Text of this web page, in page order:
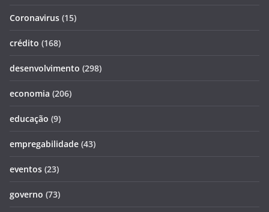
Coronavirus (15)
crédito (168)
desenvolvimento (298)
economia (206)
educação (9)
empregabilidade (43)
eventos (23)
governo (73)